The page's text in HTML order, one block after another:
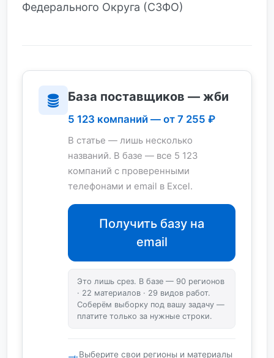
Федерального Округа (СЗФО)
База поставщиков — жби
5 123 компаний — от 7 255 ₽
В статье — лишь несколько
названий. В базе — все 5 123
компаний с проверенными
телефонами и email в Excel.
Получить базу на
email
Это лишь срез. В базе — 90 регионов
· 22 материалов · 29 видов работ.
Соберём выборку под вашу задачу —
платите только за нужные строки.
Выберите свои регионы и материалы